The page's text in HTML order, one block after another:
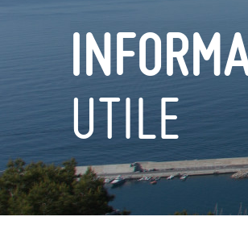
UTILE